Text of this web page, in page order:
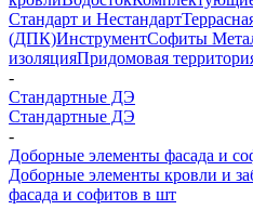
Стандарт и Нестандарт
(ДПК)ИнструментСофиты
изоляцияПридомовая
-
Стандартные ДЭ
Стандартные ДЭ
-
Доборные элементы фасада и
Доборные элементы кровли и
фасада и софитов в шт